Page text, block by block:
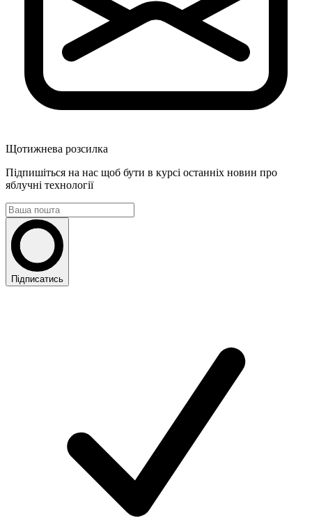
Щотижнева розсилка
Підпишіться на нас щоб бути в курсі останніх новин про
яблучні технології
Підписатись